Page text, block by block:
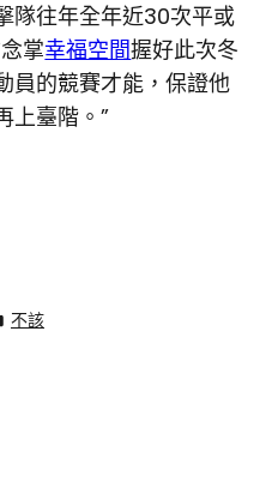
隊往年全年近30次平或
掌幸福空間握好此次冬
員的競賽才能，保證他
上臺階。”
不該